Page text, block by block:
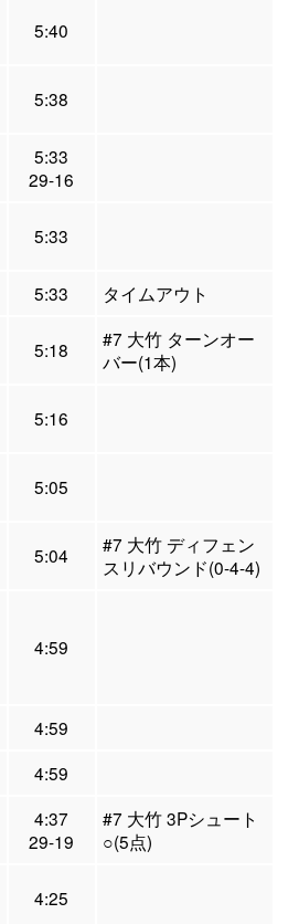
5:40
5:38
5:33
29-16
5:33
5:33 タイムアウト
5:18
#7 大竹 ターンオー
バー(1本)
5:16
5:05
5:04
#7 大竹 ディフェン
スリバウンド(0-4-4)
4:59
4:59
4:59
4:37
29-19
#7 大竹 3Pシュート
○(5点)
4:25